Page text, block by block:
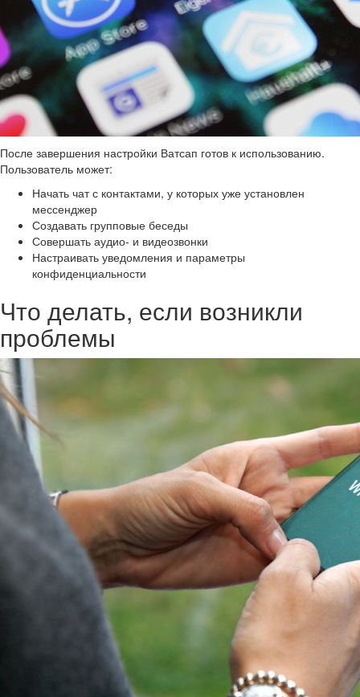
После завершения настройки Ватсап готов к использованию.
Пользователь может:
Начать чат с контактами, у которых уже установлен
мессенджер
Создавать групповые беседы
Совершать аудио- и видеозвонки
Настраивать уведомления и параметры
конфиденциальности
Что делать, если возникли
проблемы